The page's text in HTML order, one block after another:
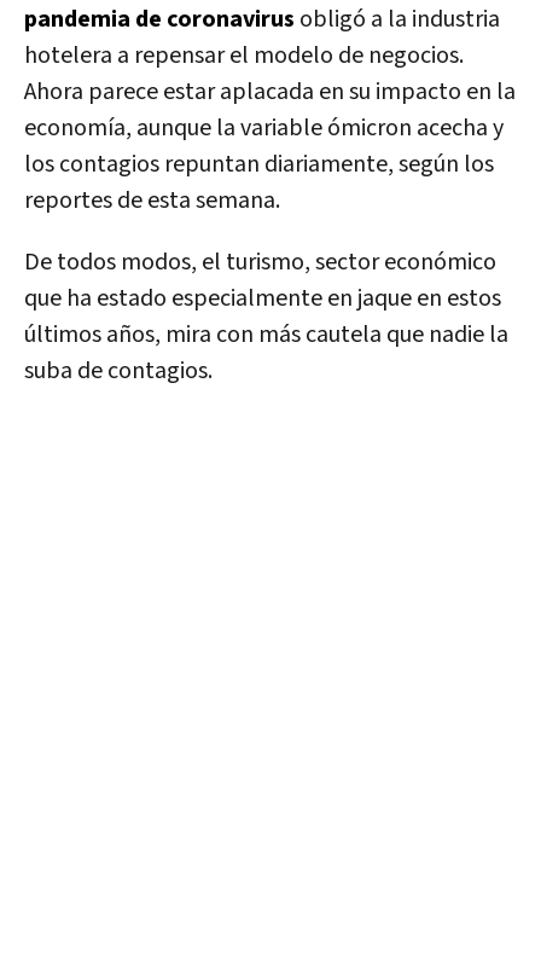
pandemia de coronavirus obligó a la industria
hotelera a repensar el modelo de negocios.
Ahora parece estar aplacada en su impacto en la
economía, aunque la variable ómicron acecha y
los contagios repuntan diariamente, según los
reportes de esta semana.
De todos modos, el turismo, sector económico
que ha estado especialmente en jaque en estos
últimos años, mira con más cautela que nadie la
suba de contagios.